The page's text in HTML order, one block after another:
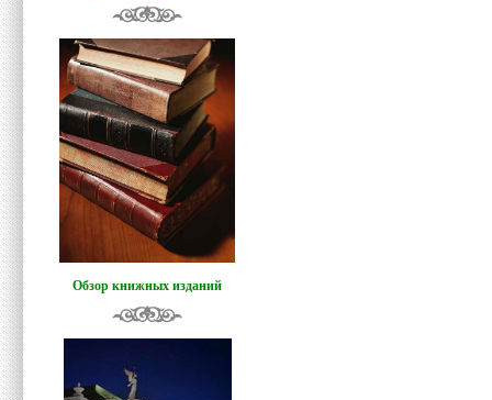
Обзор книжных изданий